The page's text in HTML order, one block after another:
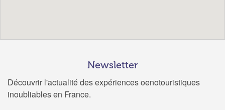
Newsletter
Découvrir l'actualité des expériences oenotouristiques
inoubliables en France.